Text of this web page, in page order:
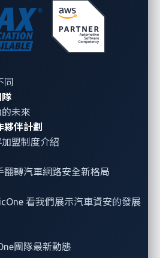
同
隊
未來
夥伴計劃
盟制度介紹
翻轉汽車網路安全新格局
看我們展示汽車資安的發展
團隊最新動態
」
標準，搭配VicOne 的汽車網路安
定將有助於加速實踐整個產業採
而幫助車廠滿足監管各項車用
聯盟
利產業協會，致力於推動汽車
診斷資料標準。eSync已部署應
，透過提供唯一經過驗證的標準
能夠為車廠和供應鏈節省數百
為遠端軟體更新、診斷和遠端資
礎。eSync為車廠提供一個簡